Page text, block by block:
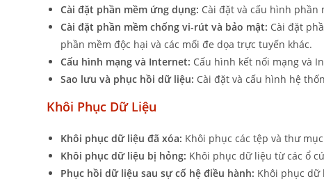
Cài đặt phần mềm ứng dụng: Cài đặt và cấu hình phần
Cài đặt phần mềm chống vi-rút và bảo mật: Cài đặt
phần mềm độc hại và các mối đe dọa trực tuyến khác.
Cấu hình mạng và Internet: Cấu hình kết nối mạng và
Sao lưu và phục hồi dữ liệu: Cài đặt và cấu hình hệ
Khôi Phục Dữ Liệu
Khôi phục dữ liệu đã xóa: Khôi phục các tệp và thư
Khôi phục dữ liệu bị hỏng: Khôi phục dữ liệu từ các ổ
Phục hồi dữ liệu sau sự cố hệ điều hành: Khôi phục dữ